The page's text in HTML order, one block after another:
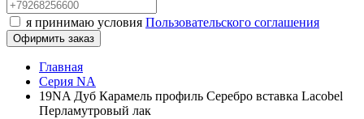
я принимаю условия Пользовательского соглашения
Офирмить заказ
Главная
Серия NA
19NA Дуб Карамель профиль Серебро вставка Lacobel
Перламутровый лак